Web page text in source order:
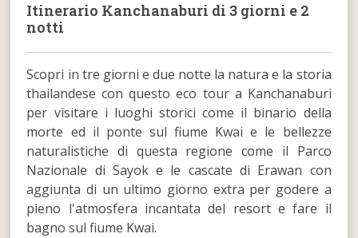
Itinerario Kanchanaburi di 3 giorni e 2
notti
Scopri in tre giorni e due notte la natura e la storia
thailandese con questo eco tour a Kanchanaburi
per visitare i luoghi storici come il binario della
morte ed il ponte sul fiume Kwai e le bellezze
naturalistiche di questa regione come il Parco
Nazionale di Sayok e le cascate di Erawan con
aggiunta di un ultimo giorno extra per godere a
pieno l'atmosfera incantata del resort e fare il
bagno sul fiume Kwai.